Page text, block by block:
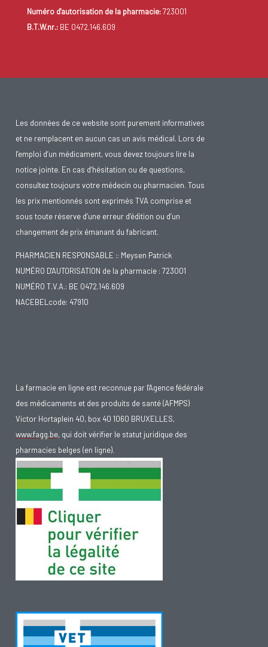
Numéro d'autorisation de la pharmacie:723001
B.T.W.nr.:BE 0472.146.609
Les données de ce website sont purement informatives
et ne remplacent en aucun cas un avis médical. Lors de
l’emploi d’un médicament, vous devez toujours lire la
notice jointe. En cas d’hésitation ou de questions,
consultez toujours votre médecin ou pharmacien. Tous
les prix mentionnés sont exprimés TVA comprise et
sous toute réserve d’une erreur d’édition ou d’un
changement de prix émanant du fabricant.
PHARMACIEN RESPONSABLE :: Meysen Patrick
NUMÉRO D'AUTORISATION de la pharmacie : 723001
NUMÉRO T.V.A.: BE 0472.146.609
NACEBELcode: 47910
La farmacie en ligne est reconnue par l'Agence fédérale
des médicaments et des produits de santé (AFMPS)
Victor Hortaplein 40, box 40 1060 BRUXELLES,
www.fagg.be, qui doit vérifier le statut juridique des
pharmacies belges (en ligne).